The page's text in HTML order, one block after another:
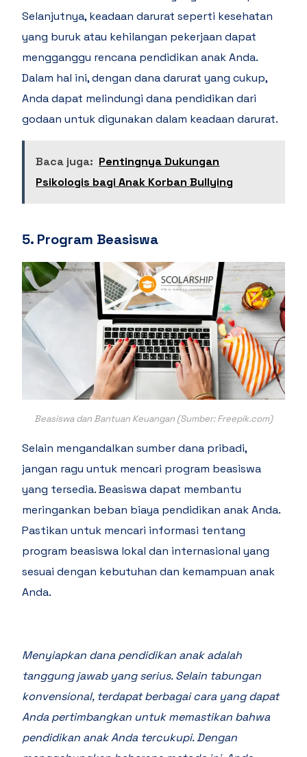
Selanjutnya, keadaan darurat seperti kesehatan
yang buruk atau kehilangan pekerjaan dapat
mengganggu rencana pendidikan anak Anda.
Dalam hal ini, dengan dana darurat yang cukup,
Anda dapat melindungi dana pendidikan dari
godaan untuk digunakan dalam keadaan darurat.
Baca juga: Pentingnya Dukungan
Psikologis bagi Anak Korban Bullying
5. Program Beasiswa
Beasiswa dan Bantuan Keuangan (Sumber: Freepik.com)
Selain mengandalkan sumber dana pribadi,
jangan ragu untuk mencari program beasiswa
yang tersedia. Beasiswa dapat membantu
meringankan beban biaya pendidikan anak Anda.
Pastikan untuk mencari informasi tentang
program beasiswa lokal dan internasional yang
sesuai dengan kebutuhan dan kemampuan anak
Anda.
Menyiapkan dana pendidikan anak adalah
tanggung jawab yang serius. Selain tabungan
konvensional, terdapat berbagai cara yang dapat
Anda pertimbangkan untuk memastikan bahwa
pendidikan anak Anda tercukupi. Dengan